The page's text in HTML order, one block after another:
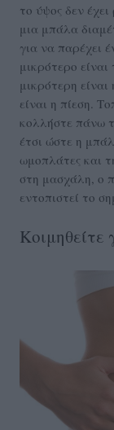
το ύψος δεν έχει
μια μπάλα
για να παρέχει
μικρότερο
μικρότερη
είναι η πίεση.
κολλήστε πάνω
έτσι ώστε η
ωμοπλάτες και
στη μασχάλη, ο
εντοπιστεί το